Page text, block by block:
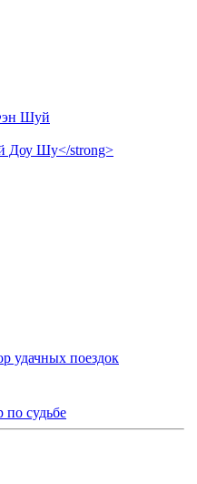
Шуй
удачных поездок